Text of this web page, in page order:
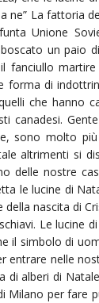
La fattoria
Unione
un paio
fanciullo
forma di
che hanno
canadesi.
sono molto
altrimenti si
delle nostre
le lucine di
nascita di
Le lucine
il simbolo di
nelle
alberi di
per fare